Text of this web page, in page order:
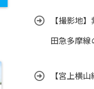
【撮影地
田急多摩線
【宮上横